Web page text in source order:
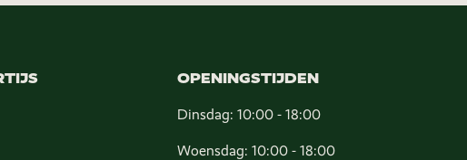
OPENINGSTIJDEN
Dinsdag: 10:00 - 18:00
Woensdag: 10:00 - 18:00